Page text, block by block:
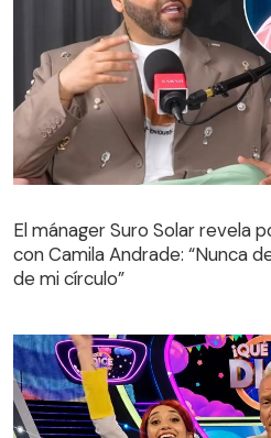
El mánager Suro Solar revela
con Camila Andrade: “Nunca
de mi círculo”